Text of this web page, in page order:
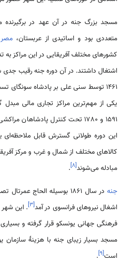
مسجد بزرگ جنه در آن عهد در برگیرنده
متعددی بود و اساتیدی از عربستان،مصر
کشورهای مختلف آفریقایی در این مراکز
اشتغال داشتند. در آن دوره جنه رقیب
1461 توسط سنی علی بر پادشاه سونگای
یکی از مهم‌ترین مراکز تجاری مالی
1591 و 1780 تحت کنترل پادشاهان
این دوره طولانی گسترش قابل
کالاهای مختلف از شمال و غرب و مرکز
مبادله می‌شوند[۸]
.
جنه
اشغال نیروهای فرانسوی در آمد[۳]. این
فرهنگی جهانی یونسکو قرار گرفته و
مسجد بسیار زیبای جنه با هزینۀ
است[۹]
.